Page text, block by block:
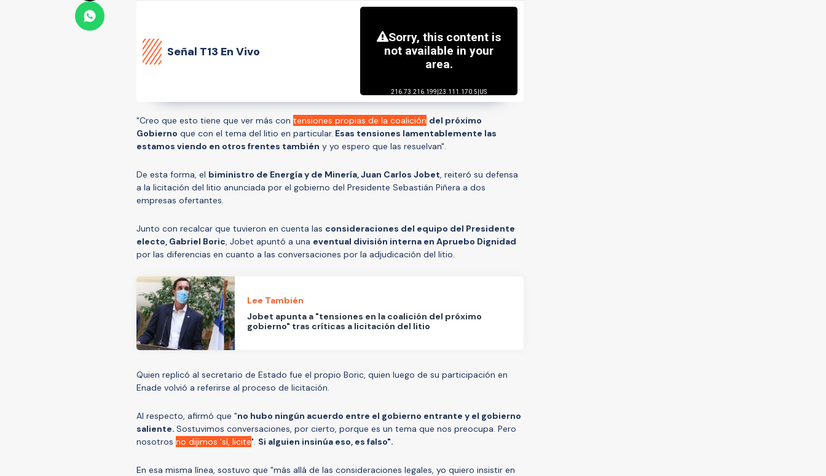
Señal T13 En Vivo
"Creo que esto tiene que ver más con tensiones propias de la coalición del próximo
Gobierno que con el tema del litio en particular. Esas tensiones lamentablemente las
estamos viendo en otros frentes también y yo espero que las resuelvan".
De esta forma, el biministro de Energía y de Minería, Juan Carlos Jobet, reiteró su defensa
a la licitación del litio anunciada por el gobierno del Presidente Sebastián Piñera a dos
empresas ofertantes.
Junto con recalcar que tuvieron en cuenta las consideraciones del equipo del Presidente
electo, Gabriel Boric, Jobet apuntó a una eventual división interna en Apruebo Dignidad
por las diferencias en cuanto a las conversaciones por la adjudicación del litio.
Lee También
Jobet apunta a "tensiones en la coalición del próximo
gobierno" tras críticas a licitación del litio
Quien replicó al secretario de Estado fue el propio Boric, quien luego de su participación en
Enade volvió a referirse al proceso de licitación.
Al respecto, afirmó que "no hubo ningún acuerdo entre el gobierno entrante y el gobierno
saliente. Sostuvimos conversaciones, por cierto, porque es un tema que nos preocupa. Pero
nosotros no dijimos 'sí, licite'. Si alguien insinúa eso, es falso".
En esa misma línea, sostuvo que "más allá de las consideraciones legales, yo quiero insistir en